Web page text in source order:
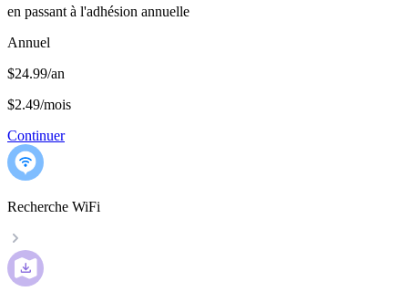
en passant à l'adhésion annuelle
Annuel
$24.99/an
$2.49/mois
Continuer
Recherche WiFi